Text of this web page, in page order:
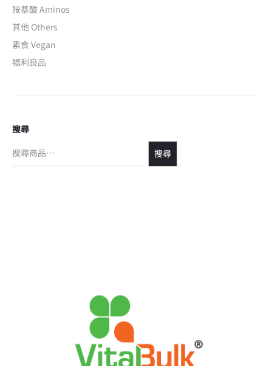
胺基酸 Aminos
其他 Others
素食 Vegan
福利良品
搜尋
搜尋